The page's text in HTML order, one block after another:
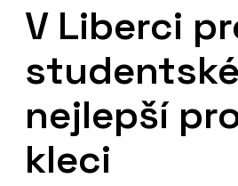
V Liberci
nejlepší
kleci